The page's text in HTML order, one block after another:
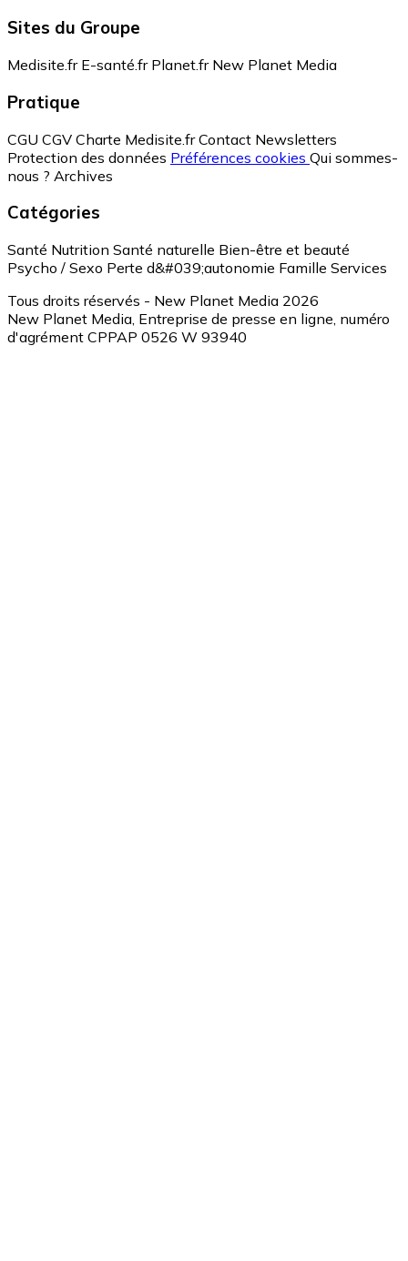
Sites du Groupe
Medisite.fr E-santé.fr Planet.fr New Planet Media
Pratique
CGU CGV Charte Medisite.fr Contact Newsletters
Protection des données Préférences cookies Qui sommes-
nous ? Archives
Catégories
Santé Nutrition Santé naturelle Bien-être et beauté
Psycho / Sexo Perte d&#039;autonomie Famille Services
Tous droits réservés - New Planet Media 2026
New Planet Media, Entreprise de presse en ligne, numéro
d'agrément CPPAP 0526 W 93940